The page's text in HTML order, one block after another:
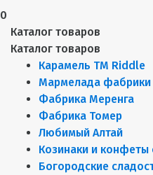
0
Каталог товаров
Каталог товаров
Карамель ТМ Riddle
Мармелада фабрики
Фабрика Меренга
Фабрика Томер
Любимый Алтай
Козинаки и
Богородские